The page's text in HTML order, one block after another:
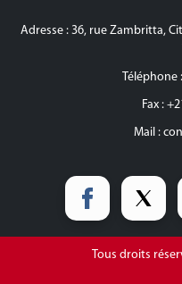
Adresse : 36, rue Zambritta,
Téléphone
Fax :
Mail :
Tous droits